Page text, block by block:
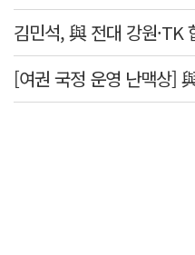
김민석, 與 전대 강원·TK